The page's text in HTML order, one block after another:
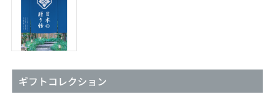
ギフトコレクション